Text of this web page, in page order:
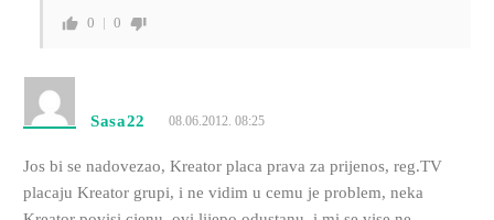
0 0
Sasa22 08.06.2012. 08:25
Jos bi se nadovezao, Kreator placa prava za prijenos, reg.TV
placaju Kreator grupi, i ne vidim u cemu je problem, neka